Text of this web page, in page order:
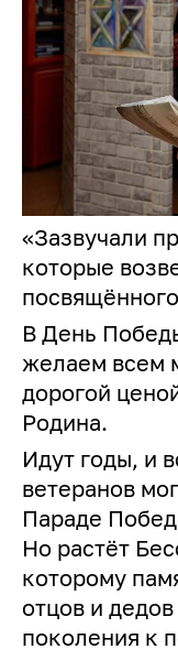
«Зазвучали
которые
В День
желаем всем
дорогой
Родина.
Идут годы, и
ветеранов
Параде
Но растёт
которому
отцов и
поколения к